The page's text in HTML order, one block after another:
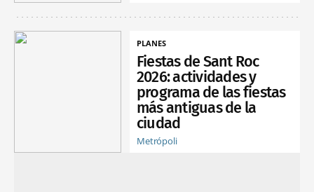
PLANES
Fiestas de Sant Roc
2026: actividades y
programa de las fiestas
más antiguas de la
ciudad
Metrópoli